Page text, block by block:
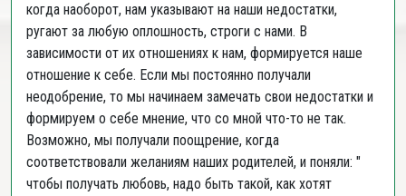
когда наоборот, нам указывают на наши недостатки,
ругают за любую оплошность, строги с нами. В
зависимости от их отношениях к нам, формируется наше
отношение к себе. Если мы постоянно получали
неодобрение, то мы начинаем замечать свои недостатки и
формируем о себе мнение, что со мной что-то не так.
Возможно, мы получали поощрение, когда
соответствовали желаниям наших родителей, и поняли: "
чтобы получать любовь, надо быть такой, как хотят